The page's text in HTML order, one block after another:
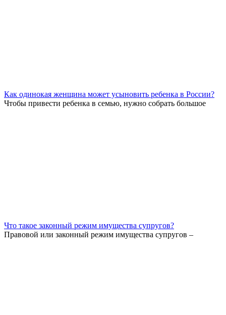
Как одинокая женщина может усыновить ребенка в России?
Чтобы привести ребенка в семью, нужно собрать большое
Что такое законный режим имущества супругов?
Правовой или законный режим имущества супругов –